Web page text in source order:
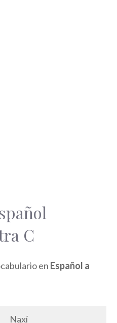
C
en Español a
Naxí